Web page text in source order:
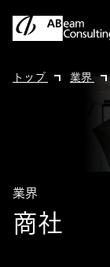
トップ 業界
商社
業界